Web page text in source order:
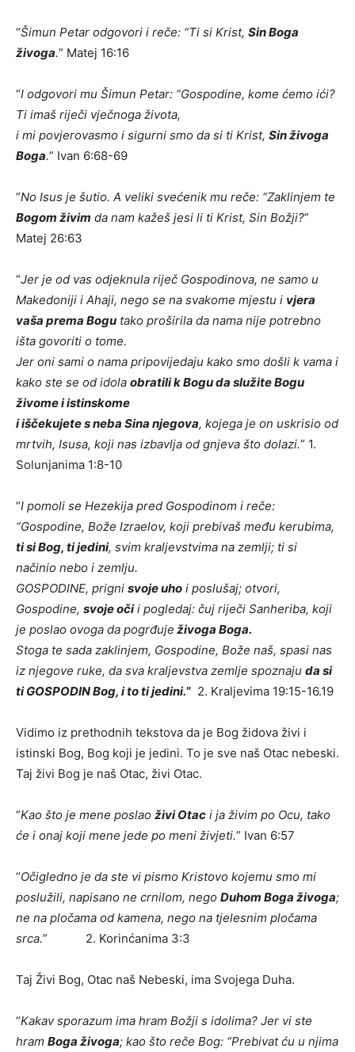
“Šimun Petar odgovori i reče: “Ti si Krist, Sin Boga
živoga.” Matej 16:16
“I odgovori mu Šimun Petar: “Gospodine, kome ćemo ići?
Ti imaš riječi vječnoga života,
i mi povjerovasmo i sigurni smo da si ti Krist, Sin živoga
Boga.” Ivan 6:68-69
“No Isus je šutio. A veliki svećenik mu reče: “Zaklinjem te
Bogom živim da nam kažeš jesi li ti Krist, Sin Božji?”
Matej 26:63
“Jer je od vas odjeknula riječ Gospodinova, ne samo u
Makedoniji i Ahaji, nego se na svakome mjestu i vjera
vaša prema Bogu tako proširila da nama nije potrebno
išta govoriti o tome.
Jer oni sami o nama pripovijedaju kako smo došli k vama i
kako ste se od idola obratili k Bogu da služite Bogu
živome i istinskome
i iščekujete s neba Sina njegova, kojega je on uskrisio od
mrtvih, Isusa, koji nas izbavlja od gnjeva što dolazi.” 1.
Solunjanima 1:8-10
“I pomoli se Hezekija pred Gospodinom i reče:
“Gospodine, Bože Izraelov, koji prebivaš među kerubima,
ti si Bog, ti jedini, svim kraljevstvima na zemlji; ti si
načinio nebo i zemlju.
GOSPODINE, prigni svoje uho i poslušaj; otvori,
Gospodine, svoje očii pogledaj: čuj riječi Sanheriba, koji
je poslao ovoga da pogrđuje živoga Boga.
Stoga te sada zaklinjem, Gospodine, Bože naš, spasi nas
iz njegove ruke, da sva kraljevstva zemlje spoznaju da si
ti GOSPODIN Bog, i to ti jedini.” 2. Kraljevima 19:15-16.19
Vidimo iz prethodnih tekstova da je Bog židova živi i
istinski Bog, Bog koji je jedini. To je sve naš Otac nebeski.
Taj živi Bog je naš Otac, živi Otac.
“Kao što je mene poslao živi Otac i ja živim po Ocu, tako
će i onaj koji mene jede po meni živjeti.” Ivan 6:57
“Očigledno je da ste vi pismo Kristovo kojemu smo mi
poslužili, napisano ne crnilom, nego Duhom Boga živoga;
ne na pločama od kamena, nego na tjelesnim pločama
srca.” 2. Korinćanima 3:3
Taj Živi Bog, Otac naš Nebeski, ima Svojega Duha.
“Kakav sporazum ima hram Božji s idolima? Jer vi ste
hram Boga živoga; kao što reče Bog: “Prebivat ću u njima